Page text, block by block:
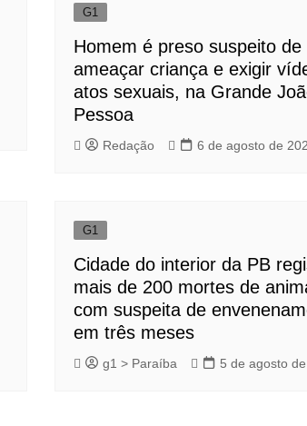
G1
Homem é preso suspeito de
ameaçar criança e exigir
atos sexuais, na Grande
Pessoa
Redação 6 de agosto de
G1
Cidade do interior da PB
mais de 200 mortes de
com suspeita de
em três meses
g1 > Paraíba 5 de agosto